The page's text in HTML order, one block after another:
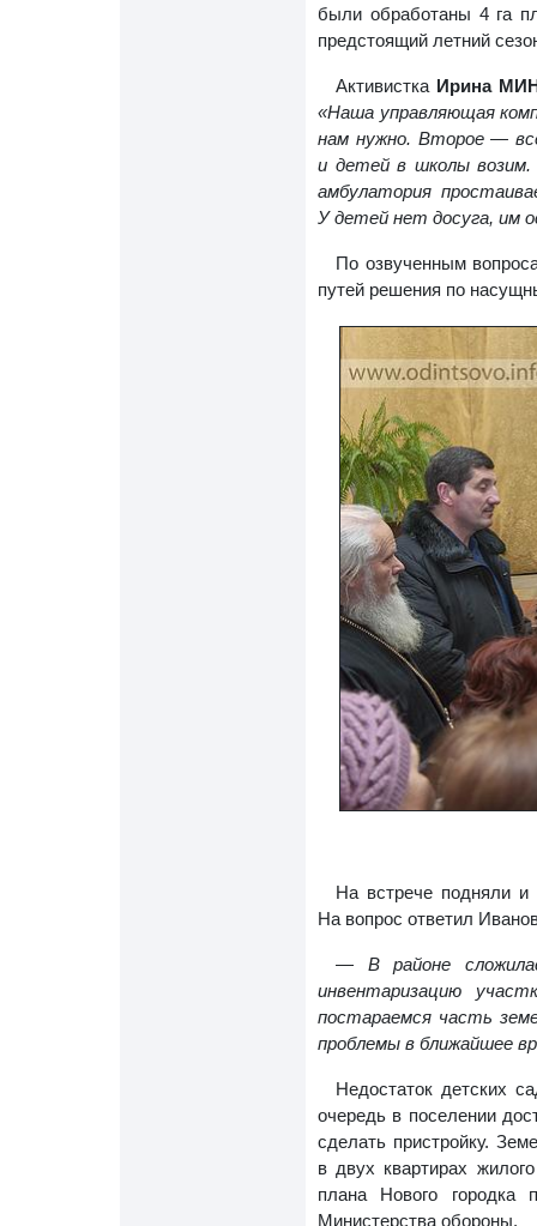
были обработаны 4 га
предстоящий летний
Активистка Ирина
«Наша управляющая
нам нужно. Второе —
и детей в школы
амбулатория
У детей нет досуга, им
По озвученным
путей решения по
На встрече подняли и
На вопрос ответил
— В районе
инвентаризацию
постараемся часть
проблемы в ближайшее
Недостаток детских
очередь в поселении
сделать пристройку.
в двух квартирах
плана Нового
Министерства обороны.